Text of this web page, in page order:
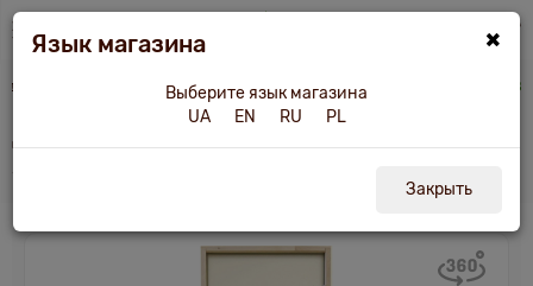
для бани и сауны Дверь межкомнатная - Tesli Aqua White Sateen
Дверь межкомнатная Tesli Aqua White
×
Язык магазина
Выберите язык магазина
UA
EN RU PL
Закрыть